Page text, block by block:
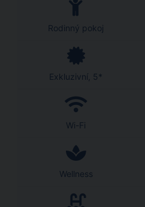
Rodinný pokoj
Exkluzivní, 5*
Wi-Fi
Wellness